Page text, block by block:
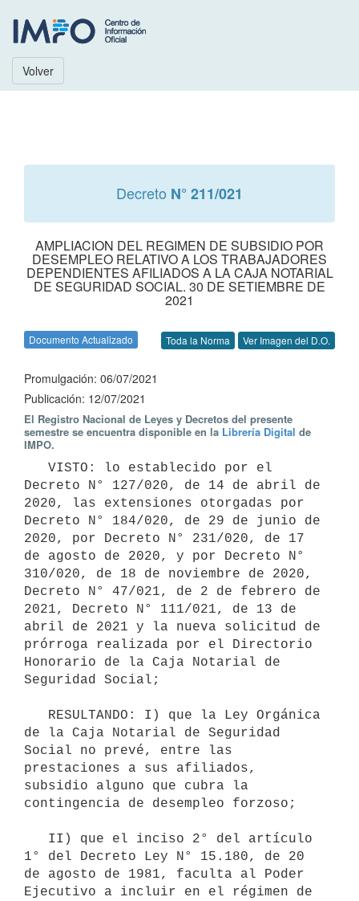
Volver
Decreto N° 211/021
AMPLIACION DEL REGIMEN DE SUBSIDIO POR
DESEMPLEO RELATIVO A LOS TRABAJADORES
DEPENDIENTES AFILIADOS A LA CAJA NOTARIAL
DE SEGURIDAD SOCIAL. 30 DE SETIEMBRE DE
2021
Documento Actualizado Toda la Norma Ver Imagen del D.O.
Promulgación: 06/07/2021
Publicación: 12/07/2021
El Registro Nacional de Leyes y Decretos del presente
semestre se encuentra disponible en la Librería Digital de
IMPO.
Decreto N° 127/020, de 14 de abril de
2020, las extensiones otorgadas por
Decreto N° 184/020, de 29 de junio de
2020, por Decreto N° 231/020, de 17
de agosto de 2020, y por Decreto N°
310/020, de 18 de noviembre de 2020,
Decreto N° 47/021, de 2 de febrero de
2021, Decreto N° 111/021, de 13 de
abril de 2021 y la nueva solicitud de
prórroga realizada por el Directorio
Honorario de la Caja Notarial de
Seguridad Social;
de la Caja Notarial de Seguridad
Social no prevé, entre las
prestaciones a sus afiliados,
subsidio alguno que cubra la
contingencia de desempleo forzoso;
1° del Decreto Ley N° 15.180, de 20
de agosto de 1981, faculta al Poder
Ejecutivo a incluir en el régimen de